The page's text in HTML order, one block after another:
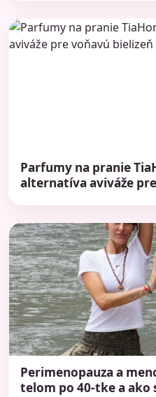
Parfumy na pranie
alternatíva aviváže
Perimenopauza a
telom po 40-tke a ako